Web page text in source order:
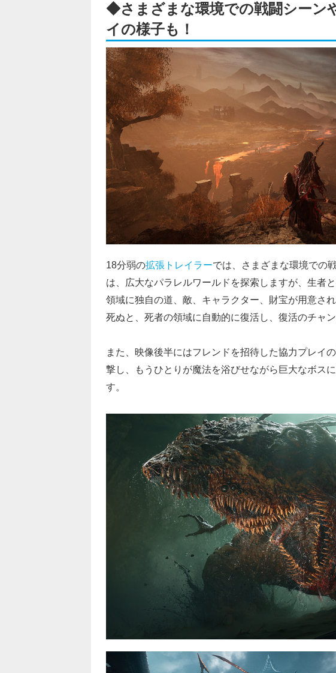
◆さまざまな環境での戦闘シーン
イの様子も！
18分弱の拡張トレイラーでは、さまざまな環境での
は、広大なパラレルワールドを探索しますが、生者
領域に独自の道、敵、キャラクター、財宝が用意さ
死ぬと、死者の領域に自動的に復活し、復活のチャ
また、映像後半にはフレンドを招待した協力プレイ
撃し、もうひとりが魔法を浴びせながら巨大なボス
す。